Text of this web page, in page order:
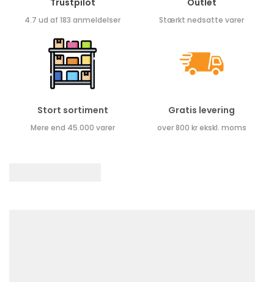
Trustpilot
4.7 ud af 183 anmeldelser
Outlet
Stærkt nedsatte varer
Stort sortiment
Mere end 45.000 varer
Gratis levering
over 800 kr ekskl. moms